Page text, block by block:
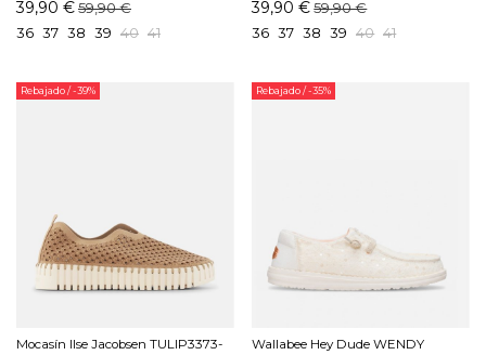
39,90 €59,90 €
36 37 38 39 40 41
39,90 € 59,90 €
36 37 38 39 40 41
Rebajado/ -39%
Mocasín Ilse Jacobsen TULIP3373-
Rebajado/ -35%
Wallabee Hey Dude WENDY